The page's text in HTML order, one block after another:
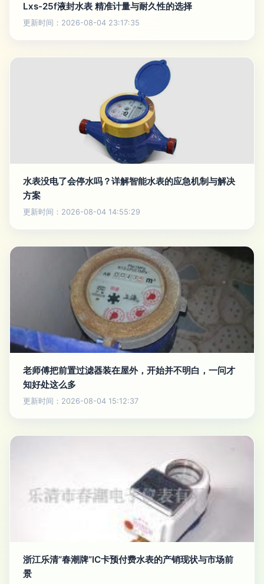
Lxs-25f液封水表 精准计量与耐久性的选择
更新时间：2026-08-04 23:17:35
水表没电了会停水吗？详解智能水表的应急机制与解决
方案
更新时间：2026-08-04 14:55:29
老师傅把前置过滤器装在屋外，开始并不明白，一问才
知好处这么多
更新时间：2026-08-04 15:12:37
浙江乐清“春潮牌”IC卡预付费水表的产销现状与市场前
景